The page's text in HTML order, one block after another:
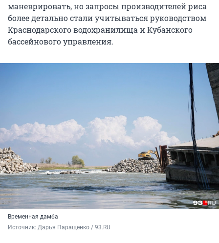
маневрировать, но запросы производителей риса
более детально стали учитываться руководством
Краснодарского водохранилища и Кубанского
бассейнового управления.
Временная дамба
Источник: Дарья Паращенко / 93.RU